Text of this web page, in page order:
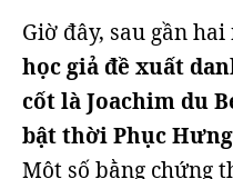
Giờ đây, sau gần
học giả đề xuất
cốt là Joachim du
bật thời Phục
Một số bằng chứng